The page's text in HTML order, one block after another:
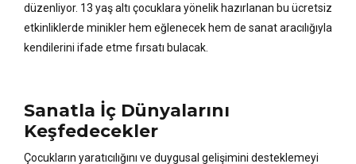
düzenliyor. 13 yaş altı çocuklara yönelik hazırlanan bu ücretsiz
etkinliklerde minikler hem eğlenecek hem de sanat aracılığıyla
kendilerini ifade etme fırsatı bulacak.
Sanatla İç Dünyalarını
Keşfedecekler
Çocukların yaratıcılığını ve duygusal gelişimini desteklemeyi